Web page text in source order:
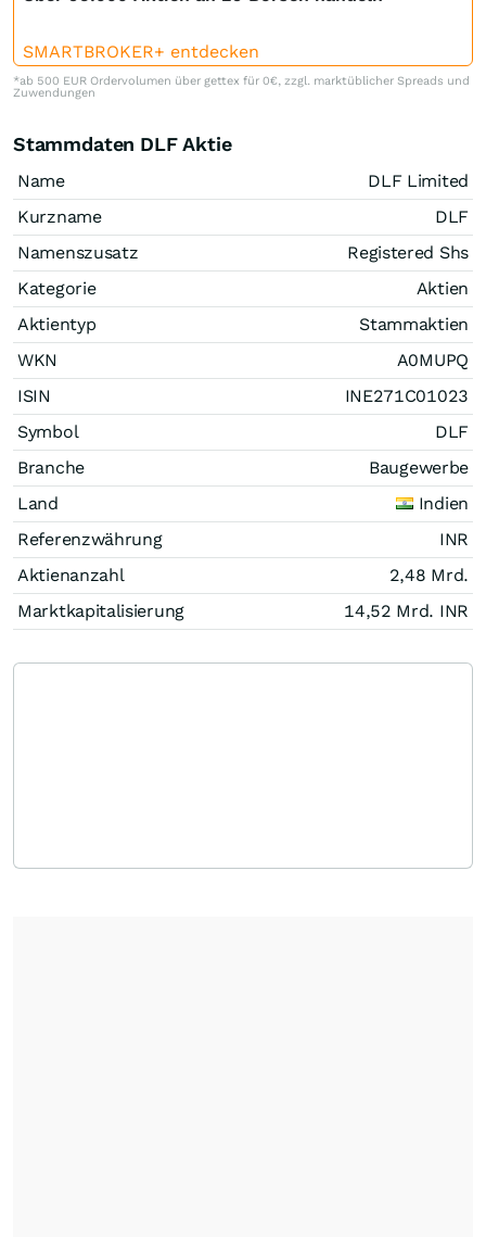
SMARTBROKER+ entdecken
*ab 500 EUR Ordervolumen über gettex für 0€, zzgl. marktüblicher Spreads und
Zuwendungen
Stammdaten DLF Aktie
Name
DLF Limited
Kurzname
DLF
Namenszusatz
Registered Shs
Kategorie
Aktien
Aktientyp
Stammaktien
WKN
A0MUPQ
ISIN
INE271C01023
Symbol
DLF
Branche
Baugewerbe
Land
Indien
Referenzwährung
INR
Aktienanzahl
2,48 Mrd.
Marktkapitalisierung
14,52 Mrd. INR